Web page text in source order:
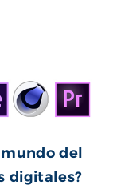
del
digitales?